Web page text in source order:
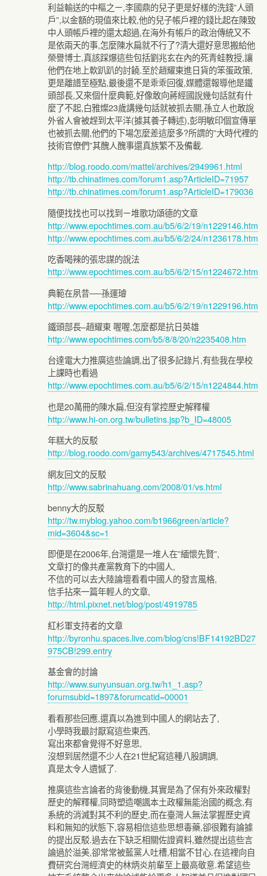
利益輸送的中樞之ㄧ,李國鼎的兒子更是好樣的洗錢”人頭
戶”,以金額的現值來比較,他的兒子帳戶裡的錢比起在陳致
中人頭帳戶裡的還太超過,在海外有帳戶的政治傳統又不
是依兩天的事,怎麼陳水扁就不行了?清大還好意思搬給他
榮譽博士,真該踩爆這些包括劉兆玄在內的死青蛙教授,讓
他們在地上軟趴趴的討饒.至於趙耀東進日貨的笨蛋政策,
更是離譜至極點,最後還不是乖乖回復,媒體還報導他是鐵
頭部長,又來個什麼典範,好像敢向蔣經國說幾句話就有什
麼了不起,白雅燦23歲講幾句話就被抓去關,孫立人也敢說
外省人會被趕到太平洋(據其養子轉述),彭明敏印個宣傳單
也被抓去關,他們的下場怎麼差這麼多?所謂的”大時代裡的
技術官僚們”其醜人醜事還真族繁不及備載.
http://blog.roodo.com/mattel/archives/2949961.html
http://tb.chinatimes.com/forum1.asp?ArticleID=71957
http://tb.chinatimes.com/forum1.asp?ArticleID=179036
隨便找找也可以找到ㄧ堆歌功頌德的文章
http://www.epochtimes.com.au/b5/6/2/19/n1229146.htm
http://www.epochtimes.com.au/b5/6/2/24/n1236178.htm
吃香喝辣的張忠謀的說法
http://www.epochtimes.com.au/b5/6/2/15/n1224672.htm
典範在夙昔──孫運璿
http://www.epochtimes.com.au/b5/6/2/19/n1229196.htm
鐵頭部長–趙耀東 喔喔,怎麼都是抗日英雄
http://www.epochtimes.com/b5/8/8/20/n2235408.htm
台達電大力推廣這些論調,出了很多記錄片,有些我在學校
上課時也看過
http://www.epochtimes.com.au/b5/6/2/15/n1224844.htm
也是20萬冊的陳水扁,但沒有掌控歷史解釋權
http://www.hi-on.org.tw/bulletins.jsp?b_ID=48005
年糕大的反駁
http://blog.roodo.com/gamy543/archives/4717545.html
網友回文的反駁
http://www.sabrinahuang.com/2008/01/vs.html
benny大的反駁
http://tw.myblog.yahoo.com/b1966green/article?
mid=3604&sc=1
即便是在2006年,台灣還是一堆人在”緬懷先賢”,
文章打的像共產黨教育下的中國人,
不信的可以去大陸論壇看看中國人的發言風格,
信手拈來一篇年輕人的文章,
http://html.pixnet.net/blog/post/4919785
紅杉軍支持者的文章
http://byronhu.spaces.live.com/blog/cns!BF14192BD27
975CB!299.entry
基金會的討論
http://www.sunyunsuan.org.tw/h1_1.asp?
forumsubid=1897&forumcatid=00001
看看那些回應,還真以為進到中國人的網站去了,
小學時我最討厭寫這些東西,
寫出來都會覺得不好意思,
沒想到居然還不少人在21世紀寫這種八股調調,
真是太令人遺憾了.
推廣這些言論者的背後動機,其實是為了保有外來政權對
歷史的解釋權,同時塑造嘲諷本土政權無能治國的概念,有
系統的消滅對其不利的歷史,而在臺灣人無法掌握歷史資
料和無知的狀態下,容易相信這些思想毒藥,卻很難有論據
的提出反駁.過去在下缺乏相關佐證資料,雖然提出這些言
論過於溢美,卻常常被藍黨人吐槽,相當不甘心.在這裡向自
費研究台灣經濟史的林炳炎前輩至上最高敬意.希望這些